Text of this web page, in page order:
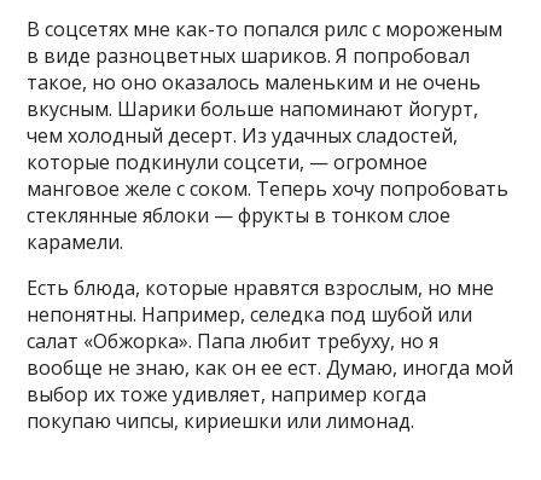
В соцсетях мне как-то попался рилс с мороженым
в виде разноцветных шариков. Я попробовал
такое, но оно оказалось маленьким и не очень
вкусным. Шарики больше напоминают йогурт,
чем холодный десерт. Из удачных сладостей,
которые подкинули соцсети, — огромное
манговое желе с соком. Теперь хочу попробовать
стеклянные яблоки — фрукты в тонком слое
карамели.
Есть блюда, которые нравятся взрослым, но мне
непонятны. Например, селедка под шубой или
салат «Обжорка». Папа любит требуху, но я
вообще не знаю, как он ее ест. Думаю, иногда мой
выбор их тоже удивляет, например когда
покупаю чипсы, кириешки или лимонад.